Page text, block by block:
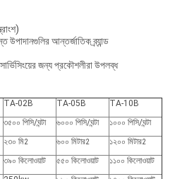
উপাদানগুলির আন্তর্জাতিক ব্র্যান্ড
জন্য প্রকৌশলীরা উপলব্ধ
TA-02B TA-05B
TA-10B
৩৫০০ পিসি/ঘন্টা ৬০০০ পিসি/ঘন্টা
১০০০ পিসি/ঘন্টা
২৩০ মি2 ৬০০ মিটার2 ১২০০ মিটার2
৩৯০ কিলোওয়াট ৫৫০ কিলোওয়াট
১১০০ কিলোওয়াট